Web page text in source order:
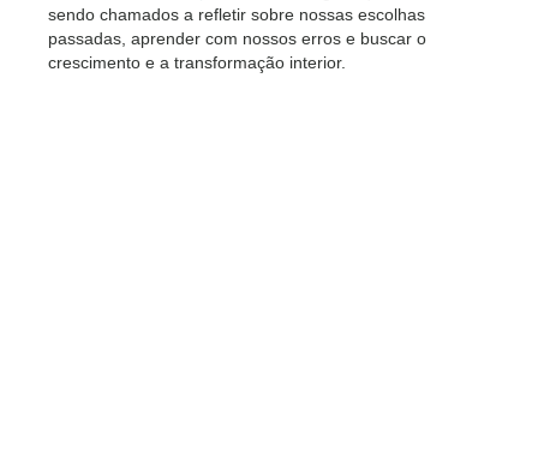
sendo chamados a refletir sobre nossas escolhas
passadas, aprender com nossos erros e buscar o
crescimento e a transformação interior.